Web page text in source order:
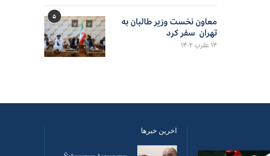
۵
معاون نخست وزیر طالبان به
تهران سفر کرد
۱۴ عقرب ۱۴۰۲
اخرین خبرها